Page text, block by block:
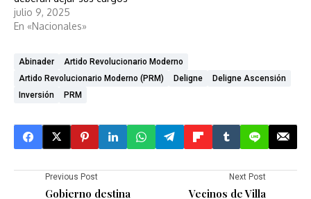
julio 9, 2025
En «Nacionales»
Abinader
Artido Revolucionario Moderno
Artido Revolucionario Moderno (PRM)
Deligne
Deligne Ascensión
Inversión
PRM
Previous Post
Gobierno destina
Next Post
Vecinos de Villa